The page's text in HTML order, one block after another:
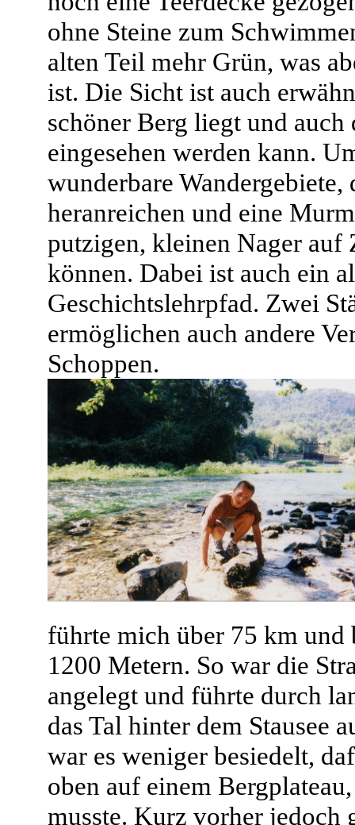
ohne Steine zum
alten Teil mehr Grün, was
ist. Die Sicht ist auch
schöner Berg liegt und
eingesehen werden kann.
wunderbare
heranreichen und eine
putzigen, kleinen Nager auf
können. Dabei ist auch ein
Geschichtslehrpfad. Zwei
ermöglichen auch andere
Schoppen.
führte mich über 75 km und
1200 Metern. So war die
angelegt und führte durch
das Tal hinter dem Stausee
war es weniger besiedelt,
oben auf einem
musste. Kurz vorher jedoch